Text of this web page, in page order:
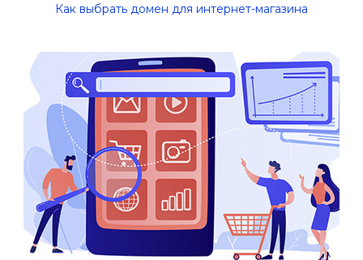
Как выбрать домен для интернет-магазина